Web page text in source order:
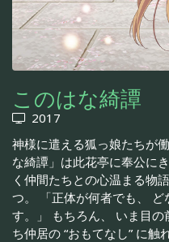
このはな綺譚
2017
神様に遣える狐っ娘たちが
な綺譚」は此花亭に奉公に
く仲間たちとの心温まる物
つ。 「正体が何者でも、
す。」 もちろん、 いま目
ち仲居の “おもてなし” に触